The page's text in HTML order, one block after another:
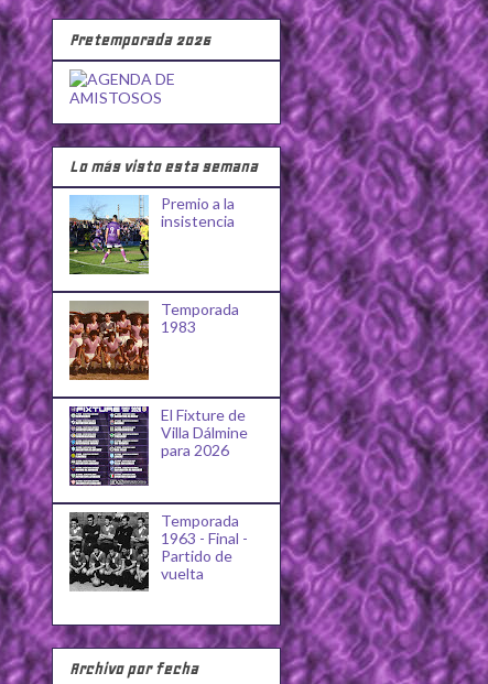
Pretemporada 2026
Lo más visto esta semana
Premio a la
insistencia
Temporada
1983
El Fixture de
Villa Dálmine
para 2026
Temporada
1963 - Final -
Partido de
vuelta
Archivo por fecha